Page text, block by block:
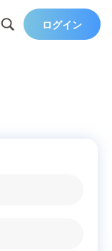
ログイン